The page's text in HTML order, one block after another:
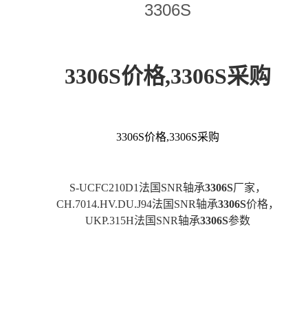
3306S
3306S价格,3306S采购
3306S价格,3306S采购
S-UCFC210D1法国SNR轴承3306S厂家，
CH.7014.HV.DU.J94法国SNR轴承3306S价格，
UKP.315H法国SNR轴承3306S参数